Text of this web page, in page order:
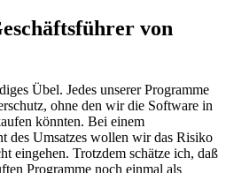
von
Übel. Jedes unserer Programme
ohne den wir die Software in
könnten. Bei einem
des Umsatzes wollen wir das Risiko
eingehen. Trotzdem schätze ich, daß
Programme noch einmal als